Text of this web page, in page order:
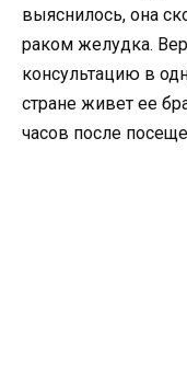
выяснилось, она
раком желудка.
консультацию в
стране живет ее
часов после